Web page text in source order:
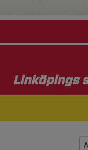
Linköpings